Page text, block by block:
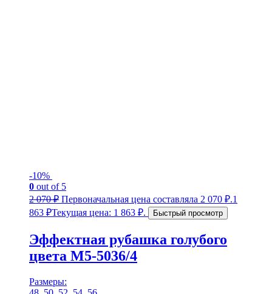
-10%
0 out of 5
2 070₽ Первоначальная цена составляла 2 070 ₽.1
863 ₽Текущая цена: 1 863 ₽. Быстрый просмотр
Эффектная рубашка голубого
цвета М5-5036/4
Размеры: